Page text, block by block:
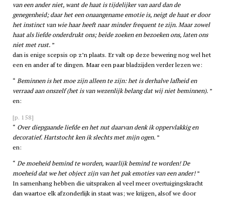
van een ander niet, want de haat is tijdelijker van aard dan de
genegenheid; daar het een onaangename emotie is, neigt de haat er door
het instinct van wie haar heeft naar minder frequent te zijn. Maar zowel
haat als liefde onderdrukt ons; beide zoeken en bezoeken ons, laten ons
niet met rust.
dan is enige scepsis op z’n plaats. Er valt op deze bewering nog wel het
een en ander af te dingen. Maar een paar bladzijden verder lezen we:
Beminnen is het moe zijn alleen te zijn: het is derhalve lafheid en
verraad aan onszelf (het is van wezenlijk belang dat wij niet beminnen).
en:
[p. 158]
Over diepgaande liefde en het nut daarvan denk ik oppervlakkig en
decoratief. Hartstocht ken ik slechts met mijn ogen.
en:
De moeheid bemind te worden, waarlijk bemind te worden! De
moeheid dat we het object zijn van het pak emoties van een ander!
In samenhang hebben die uitspraken al veel meer overtuigingskracht
dan waartoe elk afzonderlijk in staat was; we krijgen, alsof we door